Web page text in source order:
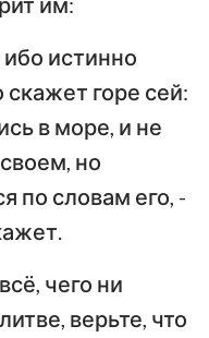
5 6
7
12 13
истинно
скажет горе сей:
в море, и не
но
по словам его, -
чего ни
верьте, что